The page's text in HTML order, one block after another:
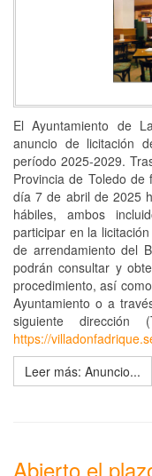
El Ayuntamiento de
anuncio de licitación
período 2025-2029.
Provincia de Toledo
día 7 de abril de 2025
hábiles, ambos
participar en la
de arrendamiento del
podrán consultar y
procedimiento, así
Ayuntamiento o a
siguiente dirección
https://
Leer más: Anuncio...
Abierto el